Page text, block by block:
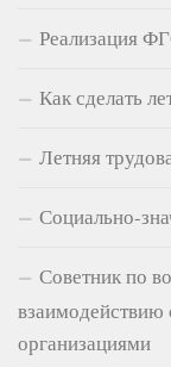
Реализация
Как сделать
Летняя
Социально-
Советник по
организациями